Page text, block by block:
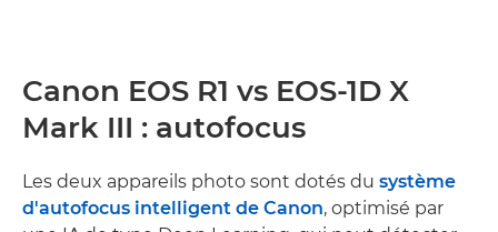
Canon EOS R1 vs EOS-1D X
Mark III : autofocus
Les deux appareils photo sont dotés du système
d'autofocus intelligent de Canon, optimisé par